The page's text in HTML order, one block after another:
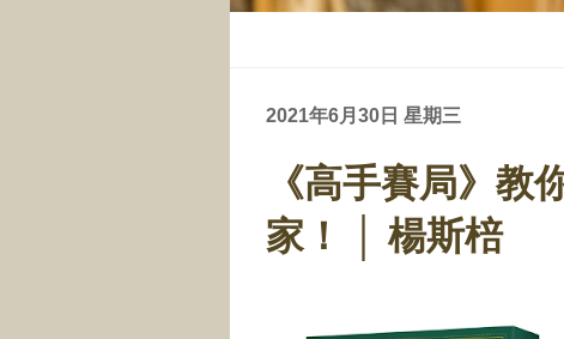
2021年6月30日 星期三
《高手賽局》教
家！ │ 楊斯棓